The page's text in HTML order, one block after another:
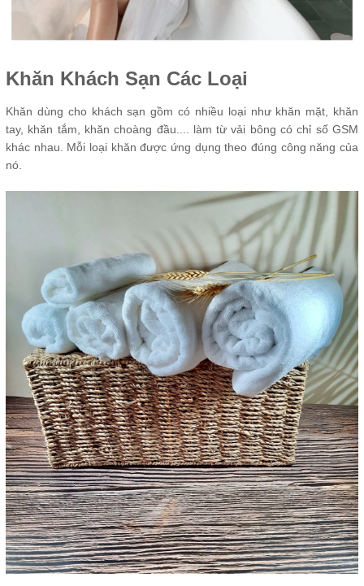
Khăn Khách Sạn Các Loại
Khăn dùng cho khách sạn gồm có nhiều loại như khăn mặt, khăn
tay, khăn tắm, khăn choàng đầu.... làm từ vải bông có chỉ số GSM
khác nhau. Mỗi loại khăn được ứng dụng theo đúng công năng của
nó.